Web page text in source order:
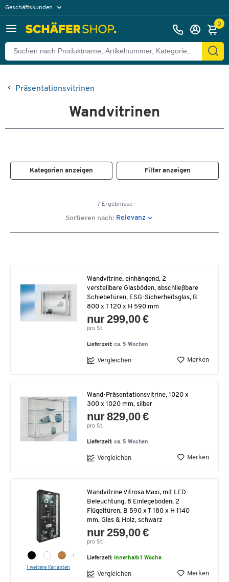
Geschäftskunden
0
Präsentationsvitrinen
Wandvitrinen
Kategorien anzeigen Filter anzeigen
7 Ergebnisse
Sortieren nach: Relevanz
Wandvitrine, einhängend, 2
verstellbare Glasböden, abschließbare
Schiebetüren, ESG-Sicherheitsglas, B
800 x T 120 x H 590 mm
nur 299,00 €
pro St.
Lieferzeit:ca. 5 Wochen
Vergleichen Merken
Wand-Präsentationsvitrine, 1020 x
300 x 1020 mm, silber
nur 829,00 €
pro St.
Lieferzeit:ca. 5 Wochen
Vergleichen Merken
1 weitere Varianten
Wandvitrine Vitrosa Maxi, mit LED-
Beleuchtung, 8 Einlegeböden, 2
Flügeltüren, B 590 x T 180 x H 1140
mm, Glas & Holz, schwarz
nur 259,00 €
pro St.
Lieferzeit:innerhalb 1 Woche
Vergleichen Merken